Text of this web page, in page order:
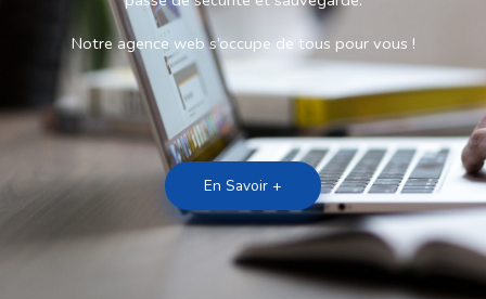
Notre agence web s’occupe de tous pour vous !
En Savoir +